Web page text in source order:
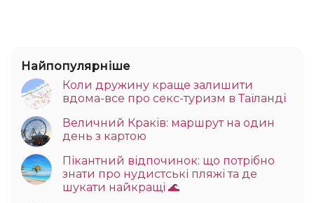
Найпопулярніше
Коли дружину краще залишити
вдома-все про секс-туризм в Таїланді
Величний Краків: маршрут на один
день з картою
Пікантний відпочинок: що потрібно
знати про нудистські пляжі та де
шукати найкращі 🌊